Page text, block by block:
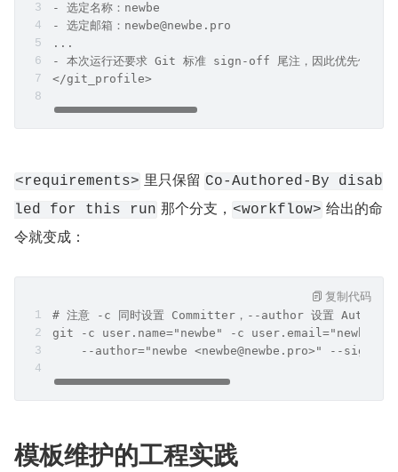
- 选定名称：newbe
- 选定邮箱：newbe@newbe.pro
...
- 本次运行还要求 Git 标准 sign-off 尾注，因此优
</git_profile>
<requirements> 里只保留 Co-Authored-By disab
led for this run 那个分支， <workflow> 给出的命
令就变成：
# 注意 -c 同时设置 Committer，--author 设置
git -c user.name="newbe" -c
--author="newbe <newbe@newbe.pro>" --
复制代码
模板维护的工程实践